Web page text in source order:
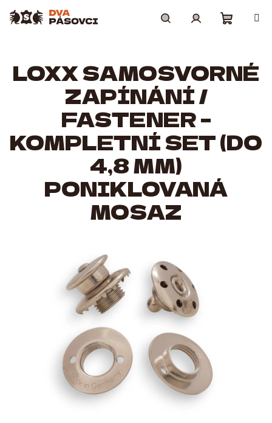
košík
LOXX SAMOSVORNÉ
ZAPÍNÁNÍ /
FASTENER –
KOMPLETNÍ SET (DO
4,8 MM)
PONIKLOVANÁ
MOSAZ